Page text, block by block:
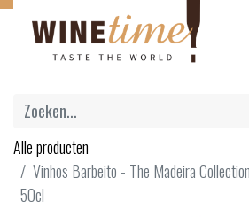
Alle producten
Vinhos Barbeito - The Madeira
50cl